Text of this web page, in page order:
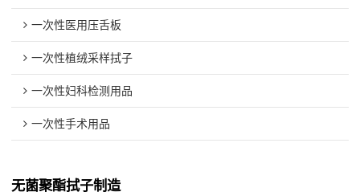
一次性医用压舌板
一次性植绒采样拭子
一次性妇科检测用品
一次性手术用品
无菌聚酯拭子制造